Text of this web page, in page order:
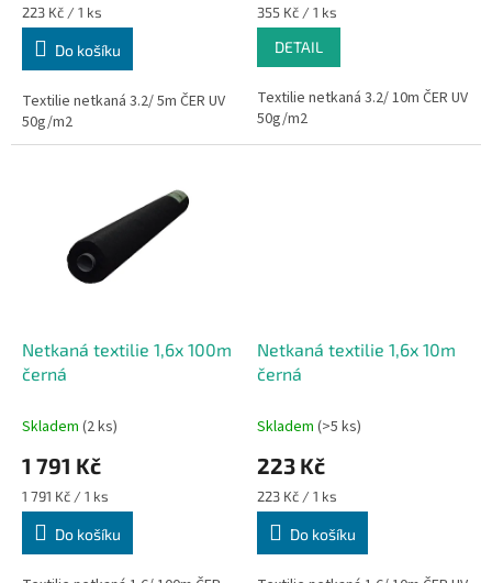
Měrná
cena:
223 Kč / 1 ks
Do košíku
Textilie netkaná 3.2/ 5m ČER UV
50g/m2
Měrná
cena:
355 Kč / 1 ks
DETAIL
Textilie netkaná 3.2/ 10m ČER UV
50g/m2
Netkaná textilie 1,6x 100m
černá
Skladem (2 ks)
1 791 Kč
Měrná
cena:
1 791 Kč / 1 ks
Do košíku
Netkaná textilie 1,6x 10m
černá
Skladem (>5 ks)
223 Kč
Měrná
cena:
223 Kč / 1 ks
Do košíku